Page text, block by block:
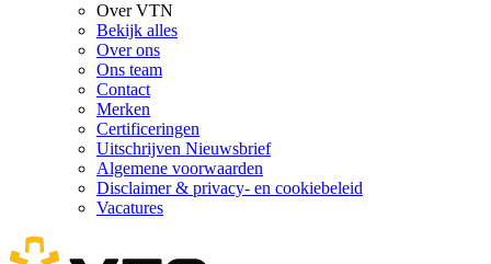
Over VTN
Bekijk alles
Over ons
Ons team
Contact
Merken
Certificeringen
Uitschrijven Nieuwsbrief
Algemene voorwaarden
Disclaimer & privacy- en cookiebeleid
Vacatures